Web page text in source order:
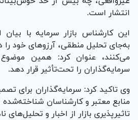
انتشار است.
این کارشناس بازار سرمایه با بیان
به‌جای تحلیل منطقی، آرزو‌های خود
می‌کنند، عنوان کرد: همین
سرمایه‌گذاران را تحت‌تأثیر قرار دهد.
وی تاکید کرد: سرمایه‌گذاران برای
منابع معتبر و کارشناسان شناخته‌شده
تاثیرپذیری بازار از اخبار و